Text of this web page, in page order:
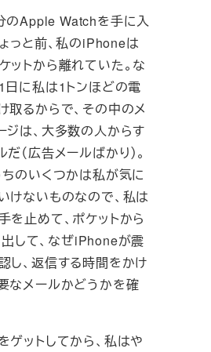
のApple Watchを手に入
っと前、私のiPhoneは
ットから離れていた。な
に私は1トンほどの電
取るからで、その中のメ
ジは、大多数の人からす
（広告メールばかり）。
ちのいくつかは私が気に
けないものなので、私は
を止めて、ポケットから
して、なぜiPhoneが震
し、返信する時間をかけ
なメールかどうかを確
ットしてから、私はや